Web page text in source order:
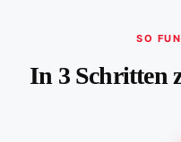
SO
In 3 Schritten